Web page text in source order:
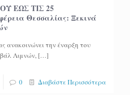
ΕΩΣ ΤΙΣ 25
Θεσσαλίας: Ξεκινά
ανακοινώνει την έναρξη του
Λιμνών, […]
0 Διαβάστε Περισσότερα